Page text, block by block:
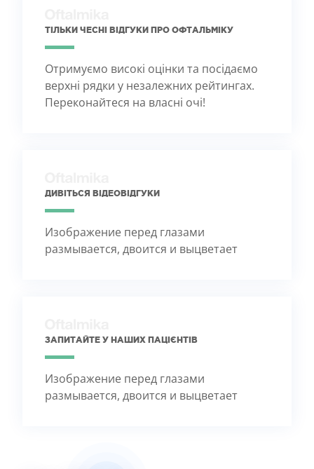
ТІЛЬКИ ЧЕСНІ ВІДГУКИ ПРО ОФТАЛЬМІКУ
Отримуємо високі оцінки та посідаємо
верхні рядки у незалежних рейтингах.
Переконайтеся на власні очі!
ДИВІТЬСЯ ВІДЕОВІДГУКИ
Изображение перед глазами
размывается, двоится и выцветает
ЗАПИТАЙТЕ У НАШИХ ПАЦІЄНТІВ
Изображение перед глазами
размывается, двоится и выцветает